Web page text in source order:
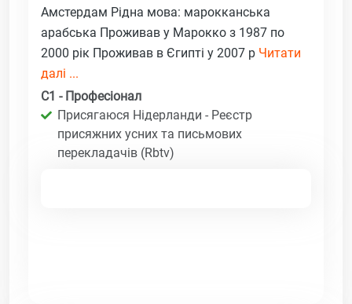
Амстердам Рідна мова: марокканська
арабська Проживав у Марокко з 1987 по
2000 рік Проживав в Єгипті у 2007 р Читати
далі ...
C1 - Професіонал
Присягаюся Нідерланди - Реєстр
присяжних усних та письмових
перекладачів (Rbtv)